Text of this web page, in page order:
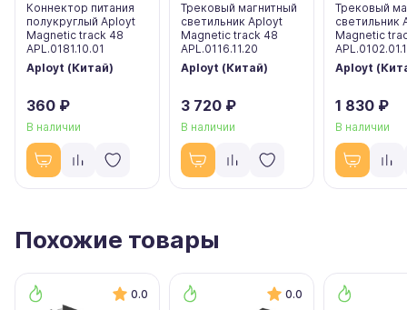
Коннектор питания
полукруглый Aployt
Magnetic track 48
APL.0181.10.01
Aployt (Китай)
360 ₽
В наличии
Трековый магнитный
светильник Aployt
Magnetic track 48
APL.0116.11.20
Aployt (Китай)
3 720 ₽
В наличии
Трековый
светильник
Magnetic
Aployt
1 830 ₽
В наличии
Похожие товары
0.0 0.0